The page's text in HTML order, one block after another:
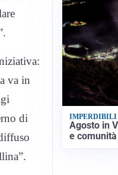
va in
di
IMPERDIBILI
Agosto in
e